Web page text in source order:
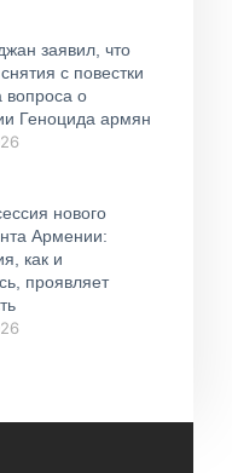
заявил, что
с повестки
вопроса о
Геноцида армян
нового
Армении:
как и
проявляет